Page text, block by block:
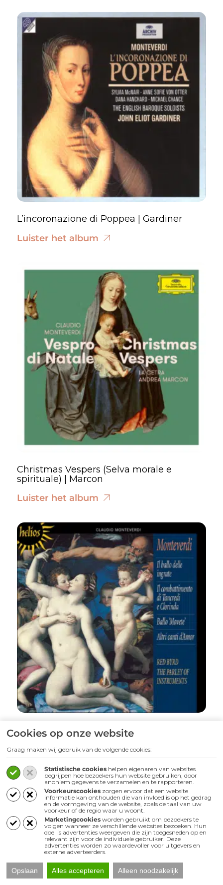
Cookies op onze website
Graag maken wij gebruik van de volgende cookies:
Statistische cookies helpen eigenaren van websites
begrijpen hoe bezoekers hun website gebruiken, door
anoniem gegevens te verzamelen en te rapporteren.
Voorkeurscookies zorgen ervoor dat een website
informatie kan onthouden die van invloed is op het gedrag
en de vormgeving van de website, zoals de taal van uw
voorkeur of de regio waar u woont.
Marketingcookies worden gebruikt om bezoekers te
volgen wanneer ze verschillende websites bezoeken. Hun
doel is advertenties weergeven die zijn toegesneden op en
relevant zijn voor de individuele gebruiker. Deze
advertenties worden zo waardevoller voor uitgevers en
externe adverteerders.
Opslaan Alles accepteren Alleen noodzakelijk
L’incoronazione di Poppea | Gardiner
Luister het album
Christmas Vespers (Selva morale e
spirituale) | Marcon
Luister het album
Combattimento di Tancredi e Clorinda, Il
ballo delle ingrate | Parley of instruments
Luister het album